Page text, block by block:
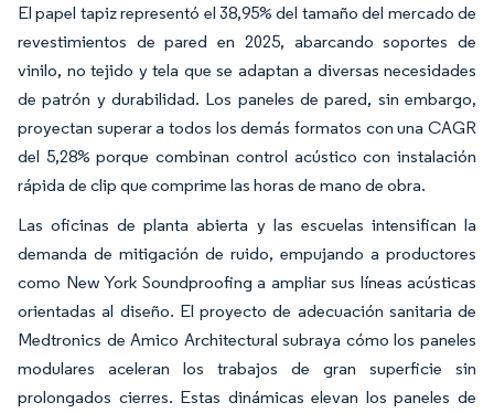
El papel tapiz representó el 38,95% del tamaño del mercado de
revestimientos de pared en 2025, abarcando soportes de
vinilo, no tejido y tela que se adaptan a diversas necesidades
de patrón y durabilidad. Los paneles de pared, sin embargo,
proyectan superar a todos los demás formatos con una CAGR
del 5,28% porque combinan control acústico con instalación
rápida de clip que comprime las horas de mano de obra.
Las oficinas de planta abierta y las escuelas intensifican la
demanda de mitigación de ruido, empujando a productores
como New York Soundproofing a ampliar sus líneas acústicas
orientadas al diseño. El proyecto de adecuación sanitaria de
Medtronics de Amico Architectural subraya cómo los paneles
modulares aceleran los trabajos de gran superficie sin
prolongados cierres. Estas dinámicas elevan los paneles de